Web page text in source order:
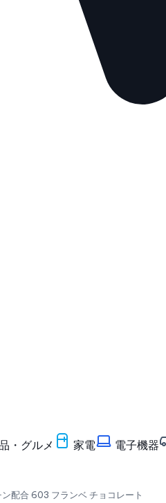
・グルメ 家電 電子機器
配合 603 フランベ チョコレート